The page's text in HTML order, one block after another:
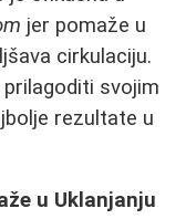
jer pomaže u
cirkulaciju.
svojim
rezultate u
u Uklanjanju